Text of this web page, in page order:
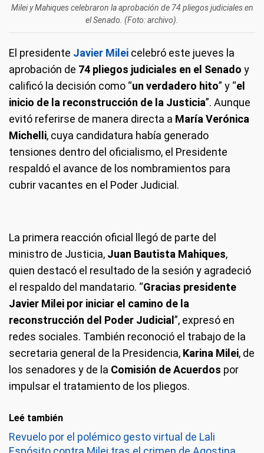
Milei y Mahiques celebraron la aprobación de 74 pliegos judiciales en
el Senado. (Foto: archivo).
El presidente Javier Milei celebró este jueves la
aprobación de 74 pliegos judiciales en el Senado y
calificó la decisión como “un verdadero hito” y “el
inicio de la reconstrucción de la Justicia”. Aunque
evitó referirse de manera directa a María Verónica
Michelli, cuya candidatura había generado
tensiones dentro del oficialismo, el Presidente
respaldó el avance de los nombramientos para
cubrir vacantes en el Poder Judicial.
La primera reacción oficial llegó de parte del
ministro de Justicia, Juan Bautista Mahiques,
quien destacó el resultado de la sesión y agradeció
el respaldo del mandatario. “Gracias presidente
Javier Milei por iniciar el camino de la
reconstrucción del Poder Judicial ”, expresó en
redes sociales. También reconoció el trabajo de la
secretaria general de la Presidencia, Karina Milei, de
los senadores y de la Comisión de Acuerdos por
impulsar el tratamiento de los pliegos.
Leé también
Revuelo por el polémico gesto virtual de Lali